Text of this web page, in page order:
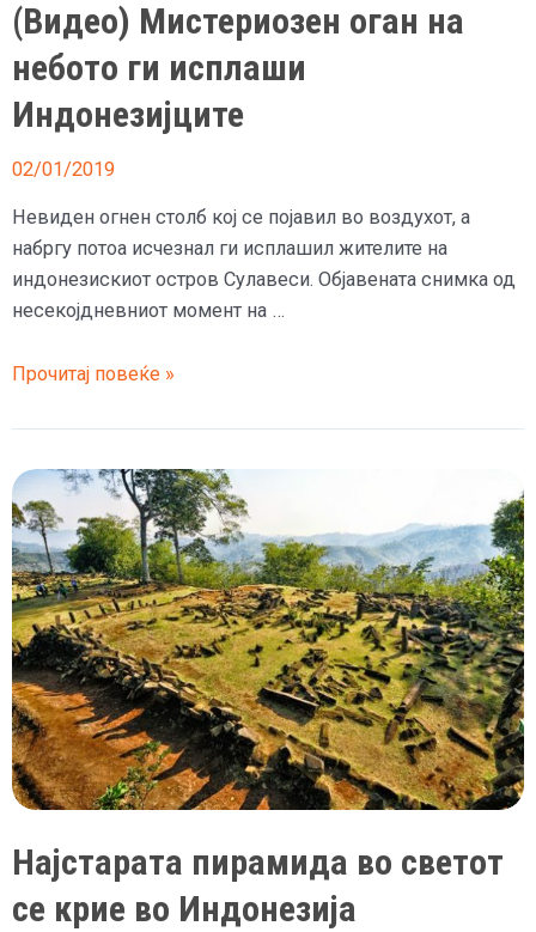
(Видео) Мистериозен оган на
небото ги исплаши
Индонезијците
02/01/2019
Невиден огнен столб кој се појавил во воздухот, а
набргу потоа исчезнал ги исплашил жителите на
индонезискиот остров Сулавеси. Објавената снимка од
несекојдневниот момент на …
(Видео)
оган
на
небото
ги
исплаши
Индонезијците
Прочитај повеќе »
Најстарата пирамида во светот
се крие во Индонезија